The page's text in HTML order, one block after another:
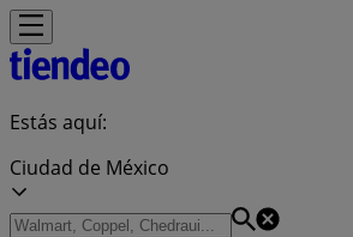
Estás aquí:
Ciudad de México